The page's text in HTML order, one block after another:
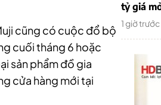
cũng có cuộc đổ bộ
cuối tháng 6 hoặc
sản phẩm đồ gia
cửa hàng mới tại
tỷ giá
1 giờ trước